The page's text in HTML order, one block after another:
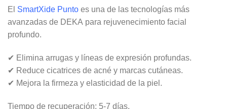
El SmartXide Punto es una de las tecnologías más
avanzadas de DEKA para rejuvenecimiento facial
profundo.
✔ Elimina arrugas y líneas de expresión profundas.
✔ Reduce cicatrices de acné y marcas cutáneas.
✔ Mejora la firmeza y elasticidad de la piel .
Tiempo de recuperación: 5-7 días.